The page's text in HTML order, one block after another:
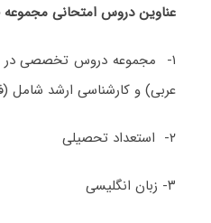
عناوین دروس امتحانی مجموعه
۱- مجموعه دروس تخصصی در
عربی) و کارشناسی ارشد شامل
۲- استعداد تحصیلی
۳- زبان انگلیسی